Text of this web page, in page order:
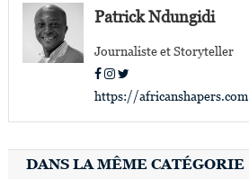
l’articlePatrick Ndungidi
Journaliste et Storyteller
https://africanshapers.com
DANS LA MÊME CATÉGORIE